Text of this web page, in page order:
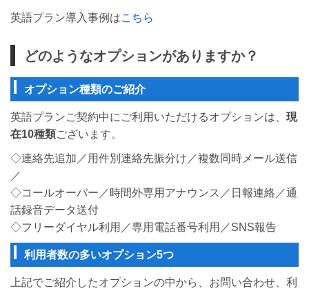
英語プラン導入事例はこちら
どのようなオプションがありますか？
オプション種類のご紹介
英語プランご契約中にご利用いただけるオプションは、 現
在10種類ございます。
◇連絡先追加／用件別連絡先振分け／複数同時メール送信
／
◇コールオーバー／時間外専用アナウンス／日報連絡／通
話録音データ送付
◇フリーダイヤル利用／専用電話番号利用／SNS報告
利用者数の多いオプション5つ
上記でご紹介したオプションの中から、お問い合わせ、利